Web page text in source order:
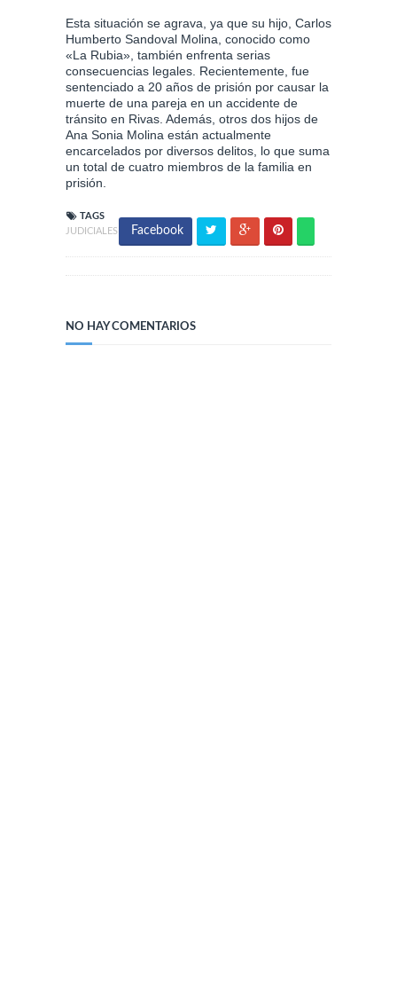
Esta situación se agrava, ya que su hijo, Carlos
Humberto Sandoval Molina, conocido como
«La Rubia», también enfrenta serias
consecuencias legales. Recientemente, fue
sentenciado a 20 años de prisión por causar la
muerte de una pareja en un accidente de
tránsito en Rivas. Además, otros dos hijos de
Ana Sonia Molina están actualmente
encarcelados por diversos delitos, lo que suma
un total de cuatro miembros de la familia en
prisión.
TAGS
JUDICIALES
Facebook
NO HAY COMENTARIOS